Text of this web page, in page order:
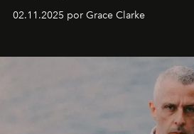
fechas en Norteamérica a partir
02.11.2025 por Grace Clarke